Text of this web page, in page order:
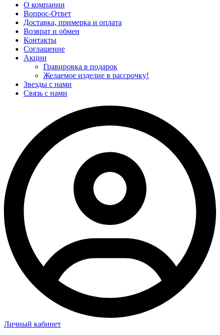
О компании
Вопрос-Ответ
Доставка, примерка и оплата
Возврат и обмен
Контакты
Соглашение
Акции
Гравировка в подарок
Желаемое изделие в рассрочку!
Звезды с нами
Связь с нами
Личный кабинет